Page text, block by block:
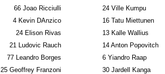
66Joao Ricciulli
4Kevin DAnzico
24Elison Rivas
21Ludovic Rauch
77Leandro Borges
25Geoffrey Franzoni
24Ville Kumpu
16Tatu Miettunen
13Kalle Wallius
14Anton Popovitch
6Yiandro Raap
30Jardell Kanga